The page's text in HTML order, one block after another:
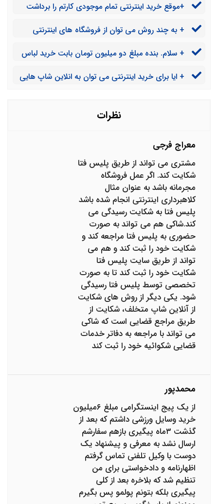
بود ایا می توانم از مدیر کانال شکایت کنم؟
+موقع خرید اینترنتی تمام موجودی کارتم را برداشت
+ به چند روش می توان از فروشگاه های اینترنتی
+ سلام. بنده مبلغ دو میلیون تومان بابت خرید لباس
ادمین ارسال کردم اما پاسخ بنده را نداد و منو بلاک کرد. آیا
+ ایا برای خرید اینترنتی می توان به انلاین شاپ هایی
نظرات
معراج فرجی
مشتری می تواند از طریق پلیس فتا
شکایت کند. اگر عمل فروشگاه
مجرمانه باشد به عنوان مثال
کلاهبرداری اینترنتی انجام شده باشد
پلیس فتا به شکایت رسیدگی می
کند.شاکی هم می تواند به صورت
حضوری به پلیس فتا مراجعه کند و
شکایت خود را ثبت کند و هم می
تواند از طریق سایت پلیس فتا
شکایت خود را ثبت کند تا به صورت
تخصصی توسط پلیس فتا رسیدگی
شود. یکی دیگر از روش های شکایت
از آنلاین شاپ متخلف، شکایت از
طریق مراجع قضایی است که شاکی
می تواند با مراجعه به دفاتر خدمات
قضایی شکوائیه خود را ثبت کند
محمدپور
از یک پیج اینستگرامی مبلغ ۶میلیون
خرید وسایل ورزشی داشتم که بعد از
گذشت ۳ماه پیگیری بازهم سفارشم
ارسال نشد به معرفی و پیشنهاد یک
دوست با وکیل تلفنی تماس گرفتم
اظهارنامه و دادخواستی برای من
تنظیم شد که بلاخره بعد از کلی
پیگیری بلکه بتونم پولمو پس بگیرم